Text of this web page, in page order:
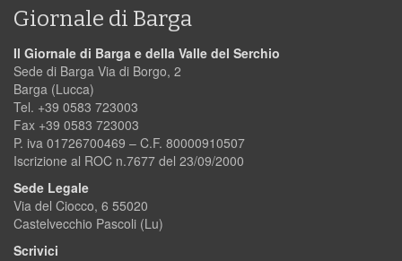
Giornale di Barga
Il Giornale di Barga e della Valle del Serchio
Sede di Barga Via di Borgo, 2
Barga (Lucca)
Tel. +39 0583 723003
Fax +39 0583 723003
P. iva 01726700469 – C.F. 80000910507
Iscrizione al ROC n.7677 del 23/09/2000
Sede Legale
Via del Ciocco, 6 55020
Castelvecchio Pascoli (Lu)
Scrivici